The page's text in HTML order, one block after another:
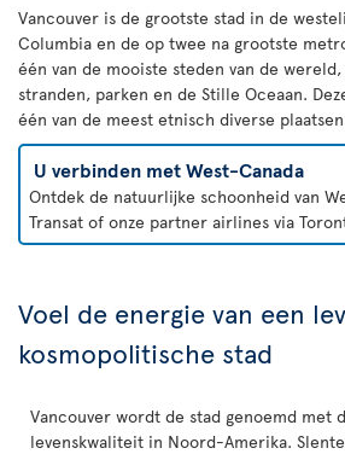
Vancouver is de grootste stad in de
Columbia en de op twee na grootste
één van de mooiste steden van de
stranden, parken en de Stille Oceaan.
één van de meest etnisch diverse
U verbinden met West-Canada
Ontdek de natuurlijke schoonheid van
Transat of onze partner airlines via
Voel de energie van een
kosmopolitische stad
Vancouver wordt de stad genoemd met
levenskwaliteit in Noord-Amerika.